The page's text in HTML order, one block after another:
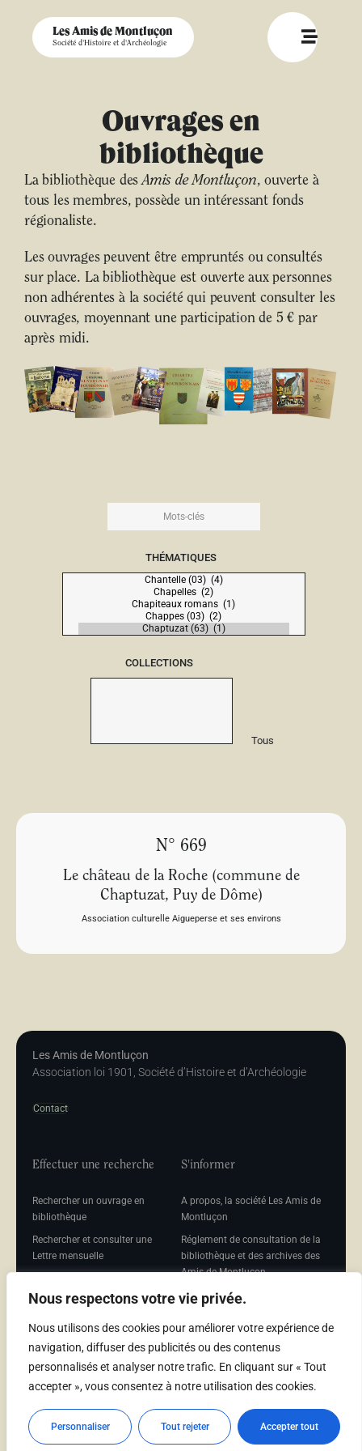
Nous respectons votre vie privée.
Nous utilisons des cookies pour améliorer votre expérience de
navigation, diffuser des publicités ou des contenus
personnalisés et analyser notre trafic. En cliquant sur « Tout
accepter », vous consentez à notre utilisation des cookies.
Personnaliser Tout rejeter Accepter tout
Les Amis de Montluçon
Société d'Histoire et d'Archéologie
Ouvrages en
bibliothèque
La bibliothèque desAmis de Montluçon, ouverte à
tous les membres, possède un intéressant fonds
régionaliste.
Les ouvrages peuvent être empruntés ou consultés
sur place. La bibliothèque est ouverte aux personnes
non adhérentes à la société qui peuvent consulter les
ouvrages, moyennant une participation de 5 € par
après midi.
THÉMATIQUES
COLLECTIONS
Tous
N° 669
Le château de la Roche (commune de
Chaptuzat, Puy de Dôme)
Association culturelle Aigueperse et ses environs
Les Amis de Montluçon
Association loi 1901, Société d’Histoire et d’Archéologie
Contact
Effectuer une recherche
Rechercher un ouvrage en
bibliothèque
Rechercher et consulter une
Lettre mensuelle
mensuelle
S'informer
A propos, la société Les Amis de
Montluçon
Réglement de consultation de la
bibliothèque et des archives des
Amis de Montluçon
Mentions légales
Adhérer